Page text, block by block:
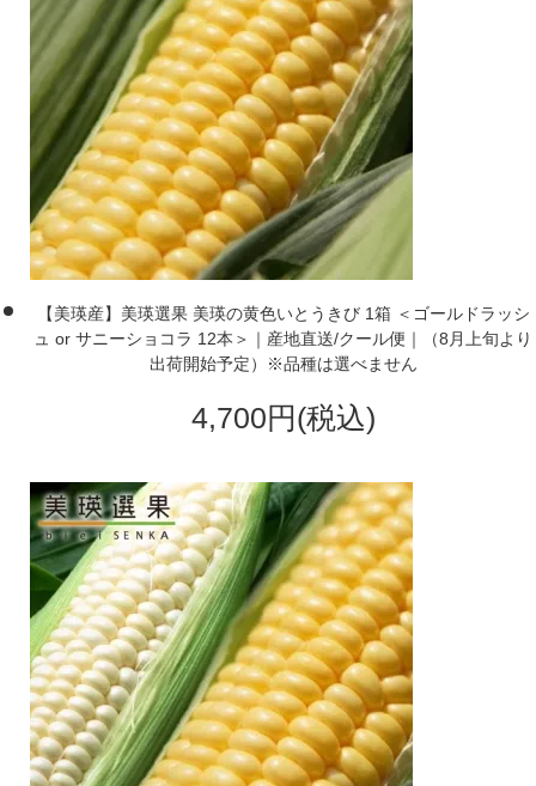
【美瑛産】美瑛選果 美瑛の黄色いとうきび 1箱 ＜ゴールドラッシ
ュ or サニーショコラ 12本＞｜産地直送/クール便｜（8月上旬より
出荷開始予定）※品種は選べません
4,700円(税込)